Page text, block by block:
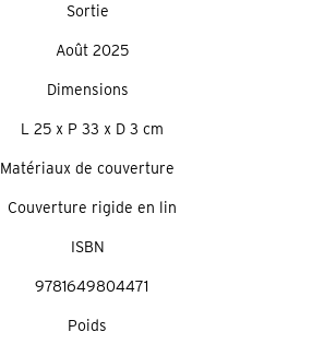
Sortie
Août 2025
Dimensions
L 25 x P 33 x D 3 cm
Matériaux de couverture
Couverture rigide en lin
ISBN
9781649804471
Poids